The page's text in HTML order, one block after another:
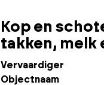
Kop en
takken, melk
Vervaardiger
Objectnaam